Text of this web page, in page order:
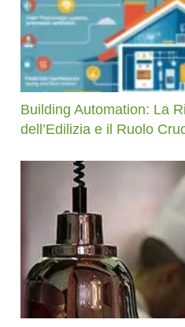
Building Automation: La
dell’Edilizia e il Ruolo